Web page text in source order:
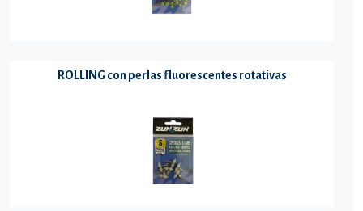
ROLLING con perlas fluorescentes rotativas